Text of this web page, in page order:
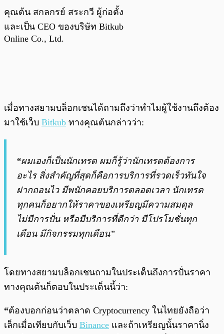
คุณต้น สกลกรย์ สระกวี ผู้ก่อตั้ง
และเป็น CEO ของบริษัท Bitkub
Online Co., Ltd.
เมื่อทางสยามบล็อกเชนได้ถามถึงว่าทำไมผู้ใช้งานถึงต้อง
มาใช้เว็บ Bitkub ทางคุณต้นกล่าวว่า:
“ผมเองก็เป็นนักเทรด ผมก็รู้ว่านักเทรดต้องการ
อะไร สิ่งสำคัญที่สุดก็คือการบริการที่รวดเร็วทันใจ
ฝากถอนไว มีพนักคอยบริการตลอดเวลา นักเทรด
ทุกคนก็อยากให้ราคาของเหรียญมีความสมดุล
ไม่มีการปั่น หรือมีบริการที่ดีกว่า มีโปรโมชั่นทุก
เดือน มีกิจกรรมทุกเดือน”
โดยทางสยามบล็อกเชนถามในประเด็นถึงการปั่นราคา
ทางคุณต้นก็ตอบในประเด็นนี้ว่า:
“ต้องบอกก่อนว่าตลาด Cryptocurrency ในไทยยังถือว่า
เล็กเมื่อเทียบกับเว็บ Binance และถ้าเหรียญนั้นราคานิ่ง